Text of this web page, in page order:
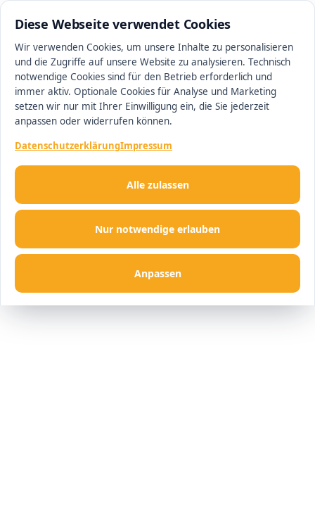
Diese Webseite verwendet Cookies
Wir verwenden Cookies, um unsere Inhalte zu personalisieren
und die Zugriffe auf unsere Website zu analysieren. Technisch
notwendige Cookies sind für den Betrieb erforderlich und
immer aktiv. Optionale Cookies für Analyse und Marketing
setzen wir nur mit Ihrer Einwilligung ein, die Sie jederzeit
anpassen oder widerrufen können.
DatenschutzerklärungImpressum
Nur notwendige erlauben
Anpassen
Alle zulassen